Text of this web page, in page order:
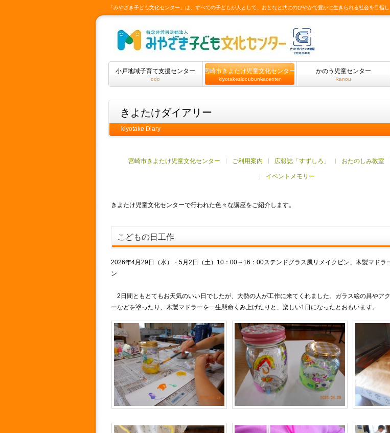
「みやざき子ども文化センター」は、すべての子どもが人として、おとなと共にのびやかで豊かに生きられる社会を目指し
小戸地域子育て支援センター
odo
宮崎市きよたけ児童文化センター
kiyotakezidoubunkacenter
かのう児童センター
kanou
きよたけダイアリー
kiyotake Diary
宮崎市きよたけ児童文化センター ご利用案内 広報誌「すずしろ」 おたのしみ教室
イベントメモリー
きよたけ児童文化センターで行われた色々な講座をご紹介します。
こどもの日工作
2026年4月29日（水）・5月2日（土）10：00～16：00ステンドグラス風リメイクビン、木製マドラ
ン
2日間ともとてもお天気のいい日でしたが、大勢の人が工作に来てくれました。ガラス絵の具やア
ーなどを塗ったり、木製マドラーを一生懸命くみ上げたりと、楽しい1日になったとおもいます。